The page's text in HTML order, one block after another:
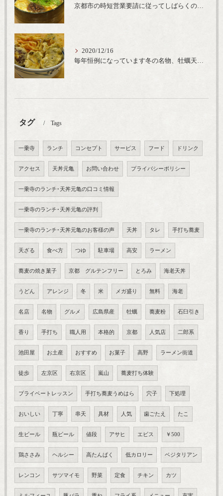
京都市の時短営業要請に従ってしばらくの間20時までの営業とさせていただいております。寒い時期には温かいお蕎麦がおすすめ
2020/12/16
タグ Tags
一乗寺 ランチ コンセプト サービス フード ドリンク
アクセス 天丼元亀 お問い合わせ プライバシーポリシー
一乗寺のランチ･天丼元亀の口コミ情報
一乗寺のランチ･天丼元亀の評判
一乗寺のランチ･天丼元亀のお客様の声 天丼 タレ 手打ち蕎麦
天ざる 食べ方 つゆ 駐車場 高安 ラーメン
蕎麦の焼き菓子 京都 グルテンフリー とろみ 海老天丼
うどん アレンジ 冬 米 メガ盛り 無料 海老
名店 名物 グルメ 広島県産 牡蠣 蕎麦粉 石臼引き
香り 手打ち 職人用 本格的 京都 人気店 二郎系
池田屋 お土産 おすすめ お菓子 高野 ラーメン街道
徒歩 左京区 右京区 嵐山 蕎麦打ち体験
プライベートレッスン 手打ち蕎麦うめはら 穴子 下処理
おいしい 丁寧 串天 具材 人気 歯ごたえ たこ
生ビール 瓶ビール 値段 アサヒ エビス ￥500
鶏ささみ ヘルシー 高たんぱく 低カロリー ベジタリアン
レンコン サツマイモ 野菜 定食 チキン カツ